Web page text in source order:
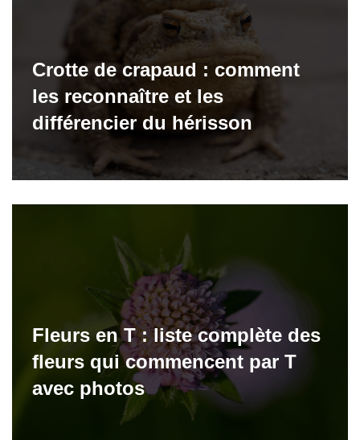
Crotte de crapaud : comment
les reconnaître et les
différencier du hérisson
Fleurs en T : liste complète des
fleurs qui commencent par T
avec photos